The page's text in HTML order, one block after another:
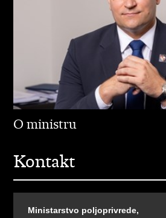
O ministru
Kontakt
Ministarstvo poljoprivrede,